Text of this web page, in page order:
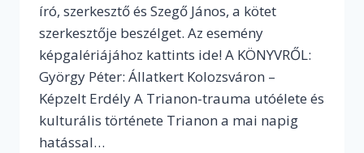
író, szerkesztő és Szegő János, a kötet
szerkesztője beszélget. Az esemény
képgalériájához kattints ide! A KÖNYVRŐL:
György Péter: Állatkert Kolozsváron –
Képzelt Erdély A Trianon-trauma utóélete és
kulturális története Trianon a mai napig
hatással…